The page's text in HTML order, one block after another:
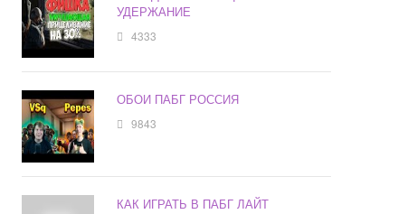
УДЕРЖАНИЕ
4333
ОБОИ ПАБГ РОССИЯ
9843
КАК ИГРАТЬ В ПАБГ ЛАЙТ